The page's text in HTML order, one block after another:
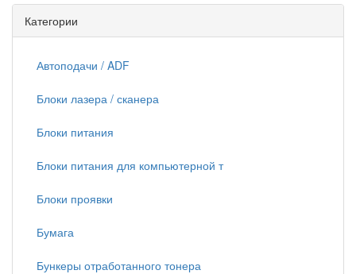
Категории
Автоподачи / ADF
Блоки лазера / сканера
Блоки питания
Блоки питания для компьютерной т
Блоки проявки
Бумага
Бункеры отработанного тонера